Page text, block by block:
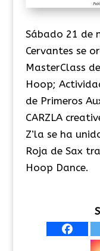
Sábado 21 de
Cervantes se
MasterClass
Hoop;
de Primeros
CARZLA
Z’la se ha
Roja de Sax
Hoop Dance.